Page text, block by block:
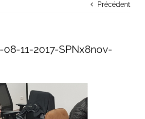
Précédent
11-2017-SPNx8nov-